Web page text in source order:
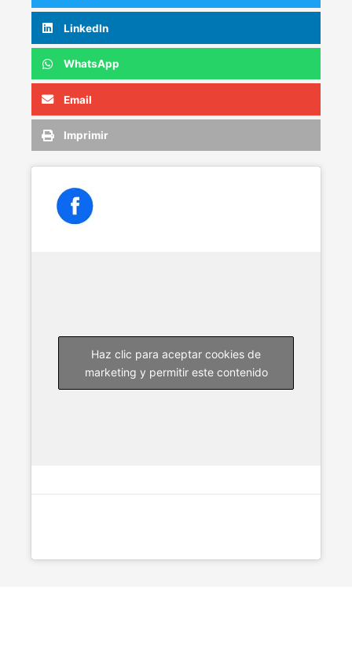
LinkedIn
WhatsApp
Email
Imprimir
Haz clic para aceptar cookies de
marketing y permitir este contenido